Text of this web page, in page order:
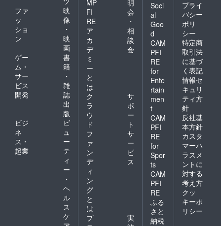
ファ
ッ
ショ
ン
映
像
・
映
画
ゲー
ム・
サー
ビス
開発
書
籍
・
雑
誌
出
版
ビジ
ネ
ス・
起業
ビ
ュ
ー
テ
ィ
ー
・
ヘ
ル
ス
ケ
MP
FI
RE
ア
カ
デ
ミ
ー
と
は
明
会
・
相
談
会
ク
ラ
ウ
ド
フ
ァ
ン
デ
ィ
ン
グ
と
は
サ
ポ
ー
ト
サ
ー
ビ
ス
プ
実
Soci
al
Goo
d
CAM
PFI
RE
for
Ente
rtain
men
t
CAM
PFI
RE
for
Spor
ts
CAM
PFI
RE
ふる
さと
納税
プライ
バシー
ポリ
シー
特定商
取引法
に基づ
く表記
情報セ
キュリ
ティ方
針
反社基
本方針
カスタ
マーハ
ラスメ
ントに
対する
考え方
クッ
キーポ
リシー